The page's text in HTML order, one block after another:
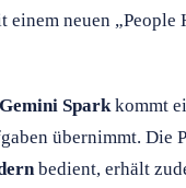
neuen „People
Gemini Spark kommt
übernimmt. Die
bedient, erhält